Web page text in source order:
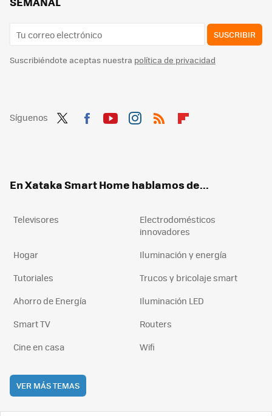
SUSCRIBIR
Suscribiéndote aceptas nuestra política de privacidad
Síguenos
En Xataka Smart Home hablamos de...
Televisores
Electrodomésticos
innovadores
Hogar
Iluminación y energía
Tutoriales
Trucos y bricolaje smart
Ahorro de Energía
Iluminación LED
Smart TV
Routers
Cine en casa
Wifi
VER MÁS TEMAS